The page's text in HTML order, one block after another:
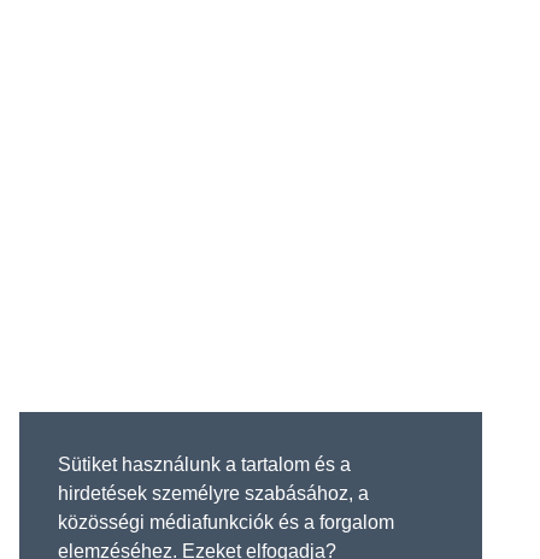
Sütiket használunk a tartalom és a
hirdetések személyre szabásához, a
közösségi médiafunkciók és a forgalom
elemzéséhez. Ezeket elfogadja?